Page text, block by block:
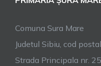
Comuna Sura Mare
Judetul Sibiu, cod
Strada Principala nr.